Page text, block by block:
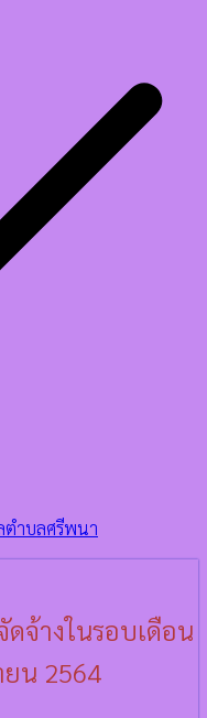
ตำบลศรีพนา
จ้างในรอบเดือน
น 2564